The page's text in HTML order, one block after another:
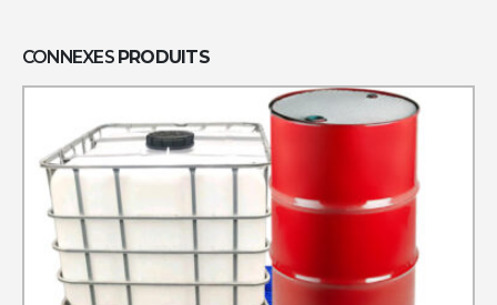
CONNEXES PRODUITS